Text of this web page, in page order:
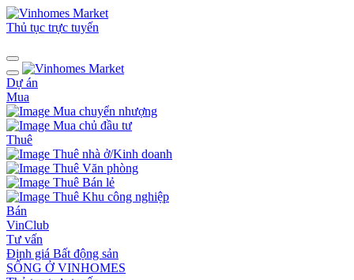
Thủ tục trực tuyến
Dự án
Mua
Mua chuyển nhượng
Mua chủ đầu tư
Thuê
Thuê nhà ở/Kinh doanh
Thuê Văn phòng
Thuê Bán lẻ
Thuê Khu công nghiệp
Bán
VinClub
Tư vấn
Định giá Bất động sản
SỐNG Ở VINHOMES